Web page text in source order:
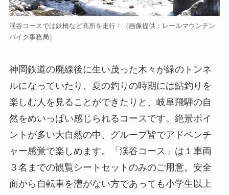
渓谷コースでは鉄橋など高所を走行！（画像提供：レールマウンテン
バイク事務局）
神岡鉄道の廃線後に生い茂った木々が緑のトンネ
ルになっていたり、夏の釣りの時期には鮎釣りを
楽しむ人を見ることができたりと、岐阜飛騨の自
然をめいっぱい感じられるコースです。絶景ポイ
ントが多い大自然の中、グループ皆でアドベンチ
ャー感覚で楽しめます。「渓谷コース」は１車両
３名までの観覧シートセットのみのご用意。安全
面から自転車を漕がない方であっても小学生以上